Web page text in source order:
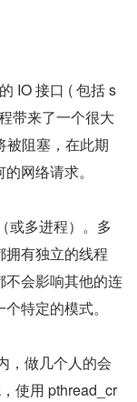
IO 接口 ( 包括 s
带来了一个很大
被阻塞，在此期
网络请求。
多进程）。多
有独立的线程
不会影响其他的连
特定的模式。
做几个人的会
使用 pthread_cr